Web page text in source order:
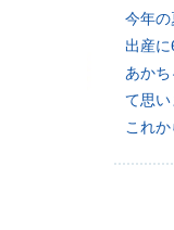
今年
出産に
あか
て思い
これ